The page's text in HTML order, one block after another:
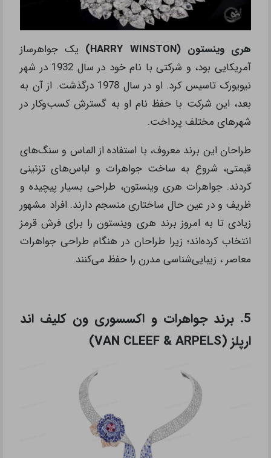
هری وینستون (HARRY WINSTON)
یک جواهرساز
آمریکایی بود، و شرکتی با نام خود در سال 1932 در شهر
نیویورک تاسیس کرد. او در سال 1978 درگذشت. از آن به
بعد، این شرکت با حفظ نام او به گسترش کسب‌وکار در
شهرهای مختلف پرداخت.
طراحان این برند معروف، با استفاده از الماس و سنگ‌های
قیمتی، شروع به ساخت جواهرات و لباس‌های تزئینی
کردند. جواهرات هری وینستون، طراحی بسیار پیچیده و
ظریف و در عین حال ساختاری منسجم دارند. افراد مشهور
زیادی تا به امروز برند هری وینستون را برای فرش قرمز
انتخاب کرده‌اند؛ زیرا طراحان در هنگام طراحی جواهرات
معاصر ، زیبایی‌شناسی مدرن را حفظ می‌کنند.
5. برند جواهرات و اکسسوری ون کلیف اند
ارپلز (VAN CLEEF & ARPELS)